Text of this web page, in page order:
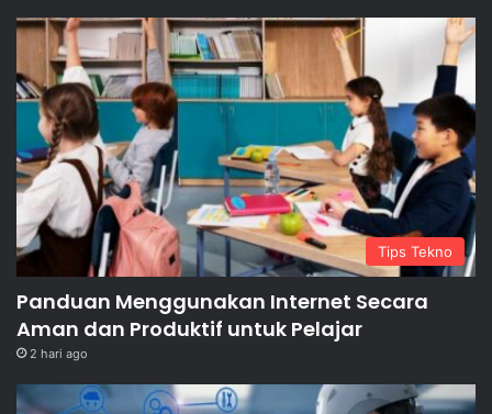
Tips Tekno
Panduan Menggunakan Internet Secara
Aman dan Produktif untuk Pelajar
2 hari ago